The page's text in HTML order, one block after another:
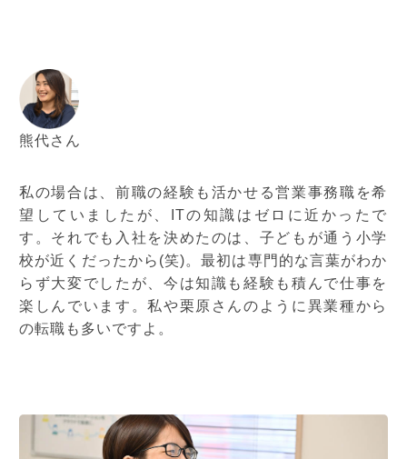
熊代さん
私の場合は、前職の経験も活かせる営業事務職を希
望していましたが、ITの知識はゼロに近かったで
す。それでも入社を決めたのは、子どもが通う小学
校が近くだったから(笑)。最初は専門的な言葉がわか
らず大変でしたが、今は知識も経験も積んで仕事を
楽しんでいます。私や栗原さんのように異業種から
の転職も多いですよ。